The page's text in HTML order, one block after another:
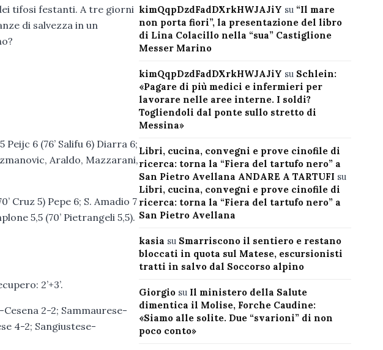
tifosi festanti. A tre giorni
di salvezza in un
6 (76’ Salifu 6) Diarra 6;
Araldo, Mazzarani,
Cruz 5) Pepe 6; S. Amadio 7
5,5 (70’ Pietrangeli 5,5).
2’+3’.
2-2; Sammaurese-
4-2; Sangiustese-
kimQqpDzdFadDXrkHWJAJiY su “Il mare
non porta fiori”, la presentazione del libro
di Lina Colacillo nella “sua” Castiglione
Messer Marino
kimQqpDzdFadDXrkHWJAJiY su Schlein:
«Pagare di più medici e infermieri per
lavorare nelle aree interne. I soldi?
Togliendoli dal ponte sullo stretto di
Messina»
Libri, cucina, convegni e prove cinofile di
ricerca: torna la “Fiera del tartufo nero” a
San Pietro Avellana ANDARE A TARTUFI su
Libri, cucina, convegni e prove cinofile di
ricerca: torna la “Fiera del tartufo nero” a
San Pietro Avellana
kasia su Smarriscono il sentiero e restano
bloccati in quota sul Matese, escursionisti
tratti in salvo dal Soccorso alpino
Giorgiosu Il ministero della Salute
dimentica il Molise, Forche Caudine:
«Siamo alle solite. Due “svarioni” di non
poco conto»